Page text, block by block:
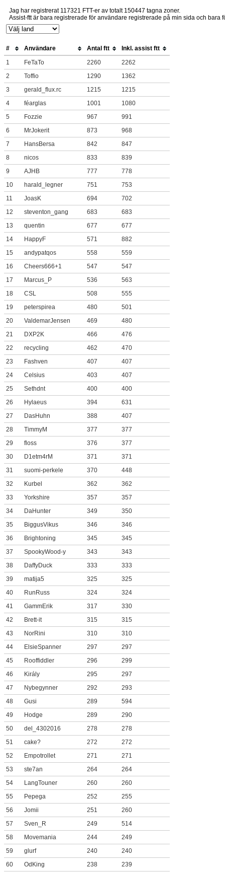
Jag har registrerat 117321 FTT-er av totalt 150447 tagna zoner.
Assist-ftt är bara registrerade för användare registrerade på min sida och bara
# Användare Antal ftt
Inkl. assist ftt
1
FeTaTo 2260
2262
2
Toffio 1290
1362
3
gerald_flux.rc 1215
1215
4
féarglas 1001
1080
5
Fozzie 967
991
6
MrJokerit 873
968
7
HansBersa 842
847
8
nicos 833
839
9
AJHB 777
778
10
harald_legner 751
753
11
JoasK 694
702
12
steventon_gang 683
683
13
quentin 677
677
14
HappyF 571
882
15
andypatqos 558
559
16
Cheers666+1 547
547
17
Marcus_P 536
563
18
CSL 508
555
19
peterspirea 480
501
20
ValdemarJensen 469
480
21
DXP2K 466
476
22
recycling 462
470
23
Fashven 407
407
24
Celsius 403
407
25
Sethdnt 400
400
26
Hylaeus 394
631
27
DasHuhn 388
407
28
TimmyM 377
377
29
floss 376
377
30
D1etm4rM 371
371
31
suomi-perkele 370
448
32
Kurbel 362
362
33
Yorkshire 357
357
34
DaHunter 349
350
35
BiggusVikus 346
346
36
Brightoning 345
345
37
SpookyWood-y 343
343
38
DaffyDuck 333
333
39
matija5 325
325
40
RunRuss 324
324
41
GammErik 317
330
42
Brett-it 315
315
43
NorRini 310
310
44
ElsieSpanner 297
297
45
Rooffiddler 296
299
46
Király 295
297
47
Nybegynner 292
293
48
Gusi 289
594
49
Hodge 289
290
50
del_4302016 278
278
51
cake? 272
272
52
Empotrollet 271
271
53
ste7an 264
264
54
LangTouner 260
260
55
Pepega 252
255
56
Jomii 251
260
57
Sven_R 249
514
58
Movemania 244
249
59
glurf 240
240
60
OdKing 238
239